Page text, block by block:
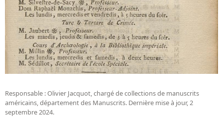
Responsable : Olivier Jacquot, chargé de collections de manuscrits
américains, département des Manuscrits. Dernière mise à jour, 2
septembre 2024.